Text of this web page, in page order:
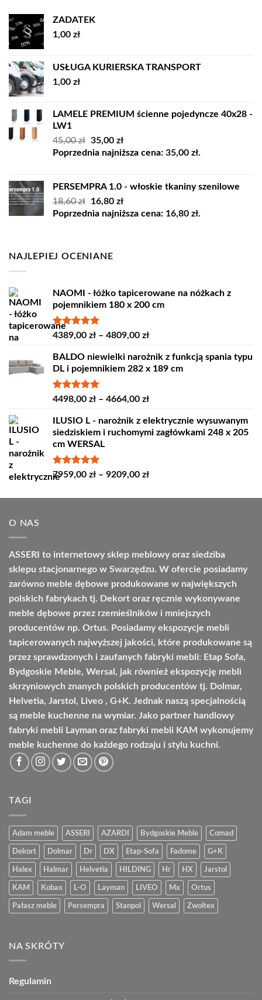
ZADATEK
1,00 zł
USŁUGA KURIERSKA TRANSPORT
1,00 zł
LAMELE PREMIUM ścienne pojedyncze 40x28 -
LW1
45,00zł Pierwotna
cena
35,00 złAktualna
cena
Poprzednia najniższa cena: 35,00 zł.
PERSEMPRA 1.0 - włoskie tkaniny szenilowe
18,60zł
Pierwotna
cena
16,80 złAktualna
cena
Poprzednia najniższa cena: 16,80 zł.
NAJLEPIEJ OCENIANE
NAOMI - łóżko tapicerowane na nóżkach z
pojemnikiem 180 x 200 cm
Oceniono
4389,00 zł – 4809,00 złZakres
od
4389,00 zł
4809,00 zł
BALDO niewielki narożnik z funkcją spania typu
DL i pojemnikiem 282 x 189 cm
Oceniono
4498,00 zł – 4664,00 złZakres
od
4498,00 zł
ILUSIO L - narożnik z elektrycznie wysuwanym
siedziskiem i ruchomymi zagłówkami 248 x 205
cm WERSAL
Oceniono
5.00
7959,00 zł – 9209,00 złZakres
od
O NAS
ASSERI to internetowy sklep meblowy oraz siedziba
sklepu stacjonarnego w Swarzędzu. W ofercie posiadamy
zarówno meble dębowe produkowane w największych
polskich fabrykach tj. Dekort oraz ręcznie wykonywane
meble dębowe przez rzemieślników i mniejszych
producentów np. Ortus. Posiadamy ekspozycje mebli
tapicerowanych najwyższej jakości, które produkowane są
przez sprawdzonych i zaufanych fabryki mebli: Etap Sofa,
Bydgoskie Meble, Wersal, jak również ekspozycję mebli
skrzyniowych znanych polskich producentów tj. Dolmar,
Helvetia, Jarstol, Liveo , G+K. Jednak naszą specjalnością
są meble kuchenne na wymiar. Jako partner handlowy
fabryki mebli Layman oraz fabryki mebli KAM wykonujemy
meble kuchenne do każdego rodzaju i stylu kuchni.
TAGI
Adam meble ASSERI AZARDI Bydgoskie Meble Comad
Dekort Dolmar Dr DX Etap-Sofa Fadome G+K
Halex Halmar Helvetia HILDING Hr HX Jarstol
KAM Kobax L-O Layman LIVEO Mx Ortus
Pałasz meble Persempra Stanpol Wersal Zwoltex
NA SKRÓTY
Regulamin